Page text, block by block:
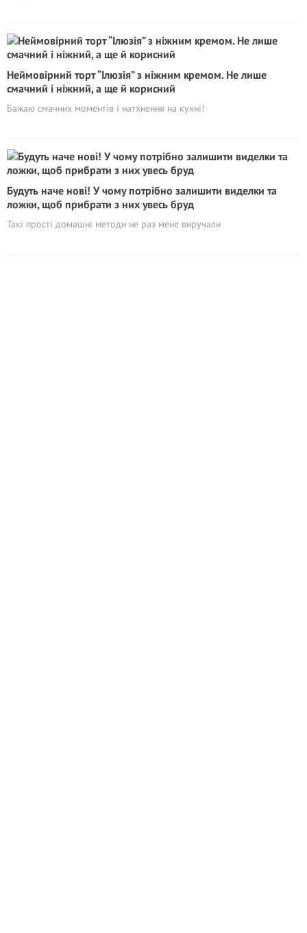
Неймовірний торт “Ілюзія” з ніжним кремом. Не лише
смачний і ніжний, а ще й корисний
Бажаю смачних моментів і натхнення на кухні!
Будуть наче нові! У чому потрібно залишити виделки та
ложки, щоб прибрати з них увесь бруд
Такі прості домашні методи не раз мене виручали